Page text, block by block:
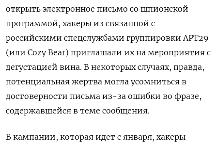
открыть электронное письмо со шпионской
программой, хакеры из связанной с
российскими спецслужбами группировки APT29
(или Cozy Bear) приглашали их на мероприятия с
дегустацией вина. В некоторых случаях, правда,
потенциальная жертва могла усомниться в
достоверности письма из-за ошибки во фразе,
содержавшейся в теме сообщения.
В кампании, которая идет с января, хакеры